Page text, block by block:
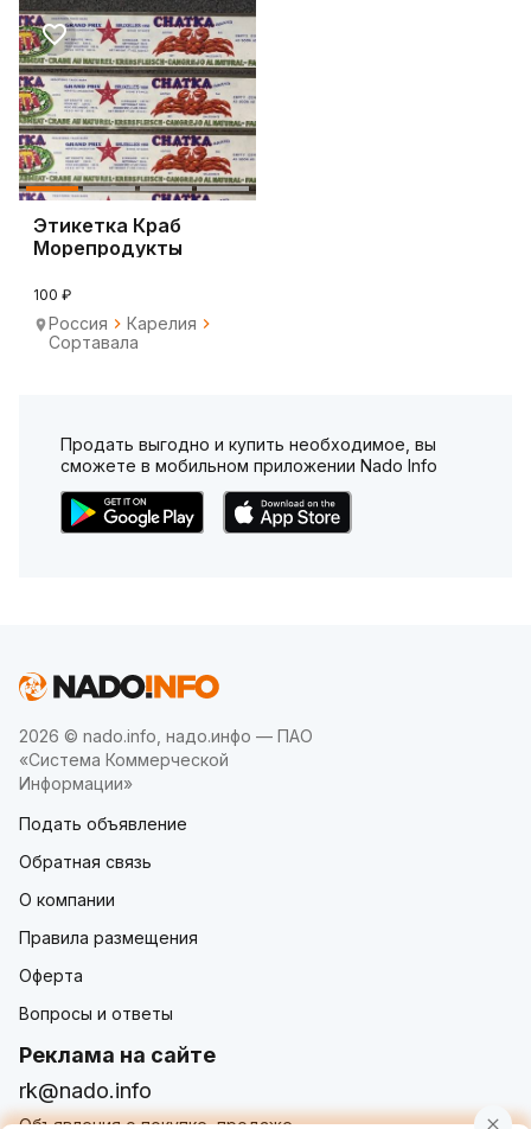
Этикетка Краб
Морепродукты
100 ₽
Россия
Карелия
Сортавала
Продать выгодно и купить необходимое, вы
сможете в мобильном приложении Nado Info
2026 © nado.info, надо.инфо — ПАО
«Система Коммерческой
Информации»
Подать объявление
Обратная связь
О компании
Правила размещения
Оферта
Вопросы и ответы
Реклама на сайте
rk@nado.info
Объявления о покупке, продаже,